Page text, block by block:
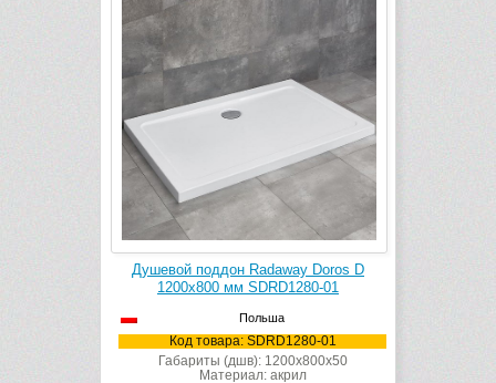
Душевой поддон Radaway Doros D
1200х800 мм SDRD1280-01
Польша
Код товара: SDRD1280-01
Габариты (дшв): 1200x800x50
Материал: акрил